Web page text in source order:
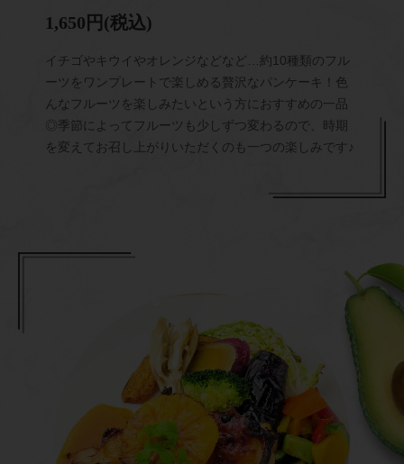
1,650円 (税込)
イチゴやキウイやオレンジなどなど…約10種類のフル
ーツをワンプレートで楽しめる贅沢なパンケーキ！色
んなフルーツを楽しみたいという方におすすめの一品
◎季節によってフルーツも少しずつ変わるので、時期
を変えてお召し上がりいただくのも一つの楽しみです♪